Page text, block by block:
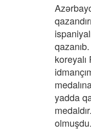
yadda
olmuşdu.